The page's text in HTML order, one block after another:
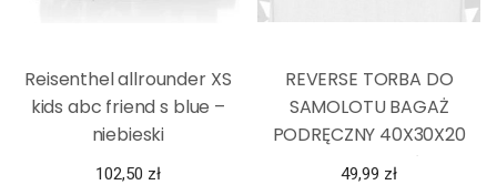
Reisenthel allrounder XS
kids abc friend s blue –
niebieski
102,50 zł
REVERSE TORBA DO
SAMOLOTU BAGAŻ
PODRĘCZNY 40X30X20
WIZZAIR TLOTŁW
49,99 zł